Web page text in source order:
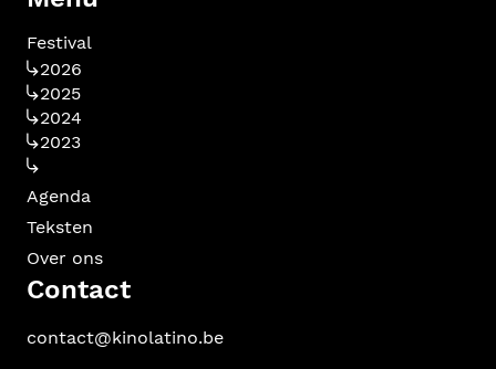
Festival
2026
2025
2024
2023
Agenda
Teksten
Over ons
Contact
contact@kinolatino.be